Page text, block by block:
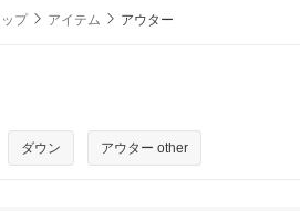
プ アイテム アウター
ダウン アウター other